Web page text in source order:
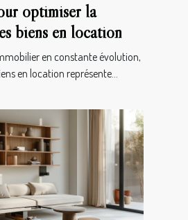
optimiser la
biens en location
en constante évolution,
en location représente...